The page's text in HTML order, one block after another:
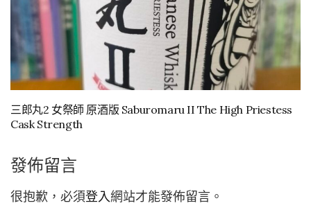
三郎丸2 女祭師 原酒版 Saburomaru II The High Priestess
Cask Strength
發佈留言
很抱歉，必須登入網站才能發佈留言。